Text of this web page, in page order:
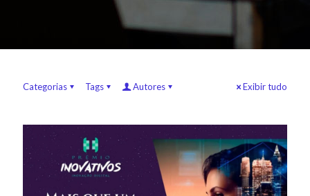
Categorias Tags Autores Exibir tudo